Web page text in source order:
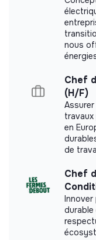
Remplir un
pour un prix /
Structurer les
Rechercher
Organiser un
Produire une
de création
Tu seras
à la stratégie ;
à l'exécution ;
au
au venture
au recrutement ;
aux partenariats ;
Labels
This structure
labels or
Did not yet add
nous
Chef
(H/F)
en
de
Chef
Innover